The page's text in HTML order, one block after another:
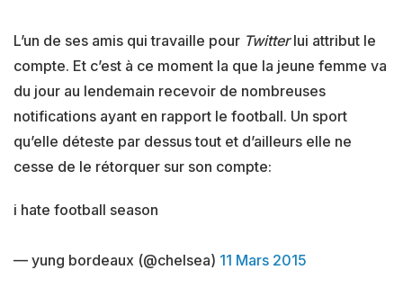
L’un de ses amis qui travaille pour Twitterlui attribut le
compte. Et c’est à ce moment la que la jeune femme va
du jour au lendemain recevoir de nombreuses
notifications ayant en rapport le football. Un sport
qu’elle déteste par dessus tout et d’ailleurs elle ne
cesse de le rétorquer sur son compte:
i hate football season
— yung bordeaux (@chelsea) 11 Mars 2015